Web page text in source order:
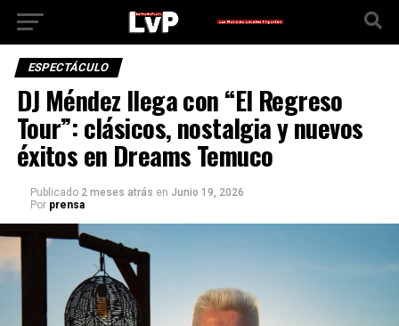
ESPECTÁCULO
DJ Méndez llega con “El Regreso
Tour”: clásicos, nostalgia y nuevos
éxitos en Dreams Temuco
Publicado 2 meses atrás en Junio 19, 2026
Por prensa